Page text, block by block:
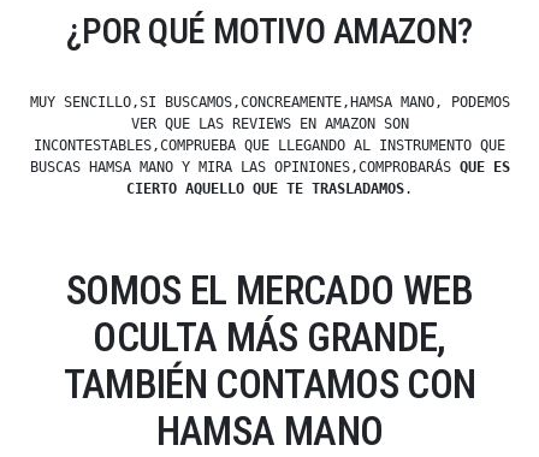
¿POR QUÉ MOTIVO AMAZON?
MUY SENCILLO,SI BUSCAMOS,CONCREAMENTE,HAMSA MANO, PODEMOS
VER QUE LAS REVIEWS EN AMAZON SON
INCONTESTABLES,COMPRUEBA QUE LLEGANDO AL INSTRUMENTO QUE
BUSCAS HAMSA MANO Y MIRA LAS OPINIONES,COMPROBARÁS QUE ES
CIERTO AQUELLO QUE TE TRASLADAMOS.
SOMOS EL MERCADO WEB
OCULTA MÁS GRANDE,
TAMBIÉN CONTAMOS CON
HAMSA MANO